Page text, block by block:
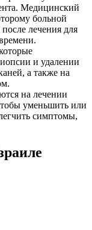
Медицинский
больной
лечения для
и удалении
а также на
на лечении
уменьшить или
симптомы,